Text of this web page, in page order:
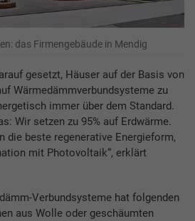
das Firmengebäude in Mendig
gesetzt, Häuser auf der Basis von
Wärmedämmverbundsysteme zu
immer über dem Standard.
Wir setzen zu 95% auf Erdwärme.
die beste regenerative Energieform,
mit Photovoltaik“, erklärt
Verbundsysteme hat folgenden
aus Wolle oder geschäumten